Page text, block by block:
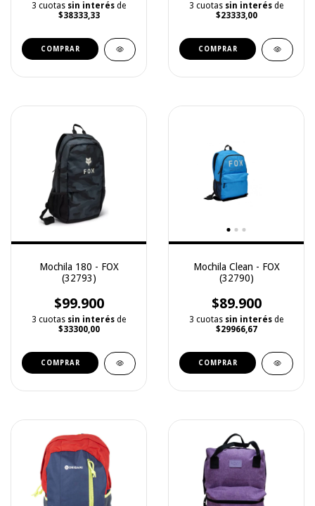
3 cuotas sin interés de
$38333,33
COMPRAR
3 cuotas sin interés de
$23333,00
COMPRAR
Mochila 180 - FOX
(32793)
$99.900
3 cuotas sin interés de
$33300,00
COMPRAR
Mochila Clean - FOX
(32790)
$89.900
3 cuotas sin interés de
$29966,67
COMPRAR